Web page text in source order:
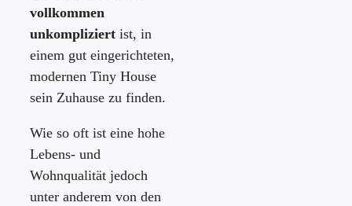
vollkommen
unkompliziert ist, in
einem gut eingerichteten,
modernen Tiny House
sein Zuhause zu finden.
Wie so oft ist eine hohe
Lebens- und
Wohnqualität jedoch
unter anderem von den